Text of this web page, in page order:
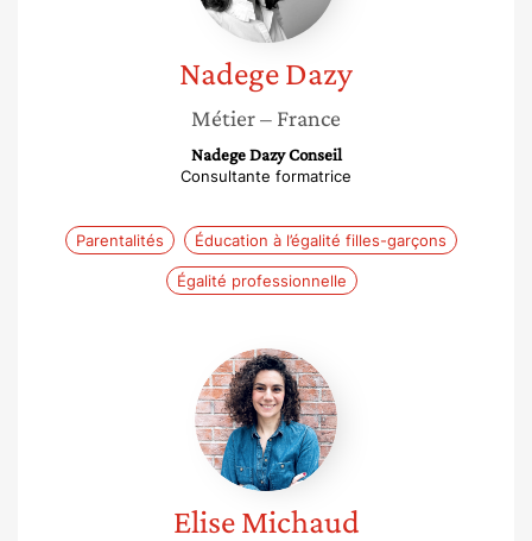
NadegeDazy
Métier– France
Nadege Dazy Conseil
Consultante formatrice
Parentalités Éducation à l’égalité filles-garçons
Égalité professionnelle
Elise
Michaud
Elise Michaud